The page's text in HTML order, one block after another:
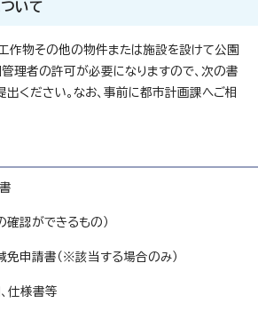
いて
作物その他の物件または施設を設けて公園
理者の許可が必要になりますので、次の書
ください。なお、事前に都市計画課へご相
認ができるもの）
免申請書（※該当する場合のみ）
仕様書等